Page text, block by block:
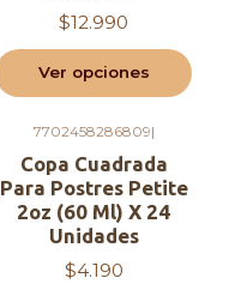
$12.990
Ver opciones
Agotado
7702458286809|
Copa Cuadrada
Para Postres Petite
2oz (60 Ml) X 24
Unidades
$4.190